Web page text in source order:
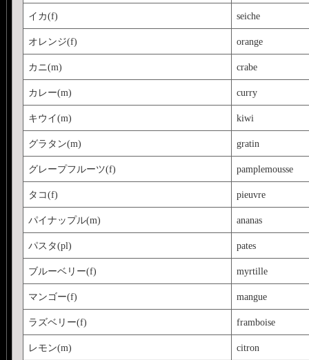
イカ(f) seiche
オレンジ(f) orange
カニ(m) crabe
カレー(m) curry
キウイ(m) kiwi
グラタン(m) gratin
グレープフルーツ(f) pamplemousse
タコ(f) pieuvre
パイナップル(m) ananas
パスタ(pl) pates
ブルーベリー(f) myrtille
マンゴー(f) mangue
ラズベリー(f) framboise
レモン(m) citron